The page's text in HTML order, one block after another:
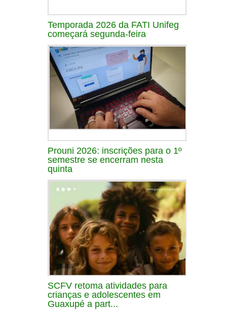
Temporada 2026 da FATI Unifeg
começará segunda-feira
Prouni 2026: inscrições para o 1º
semestre se encerram nesta
quinta
SCFV retoma atividades para
crianças e adolescentes em
Guaxupé a part...